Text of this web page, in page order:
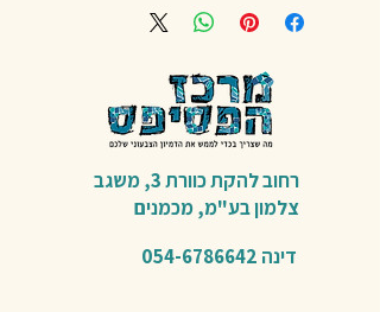
רחוב להקת כוורת 3,
משגב
צלמון בע"מ,מכמנים​
דינה 054-6786642